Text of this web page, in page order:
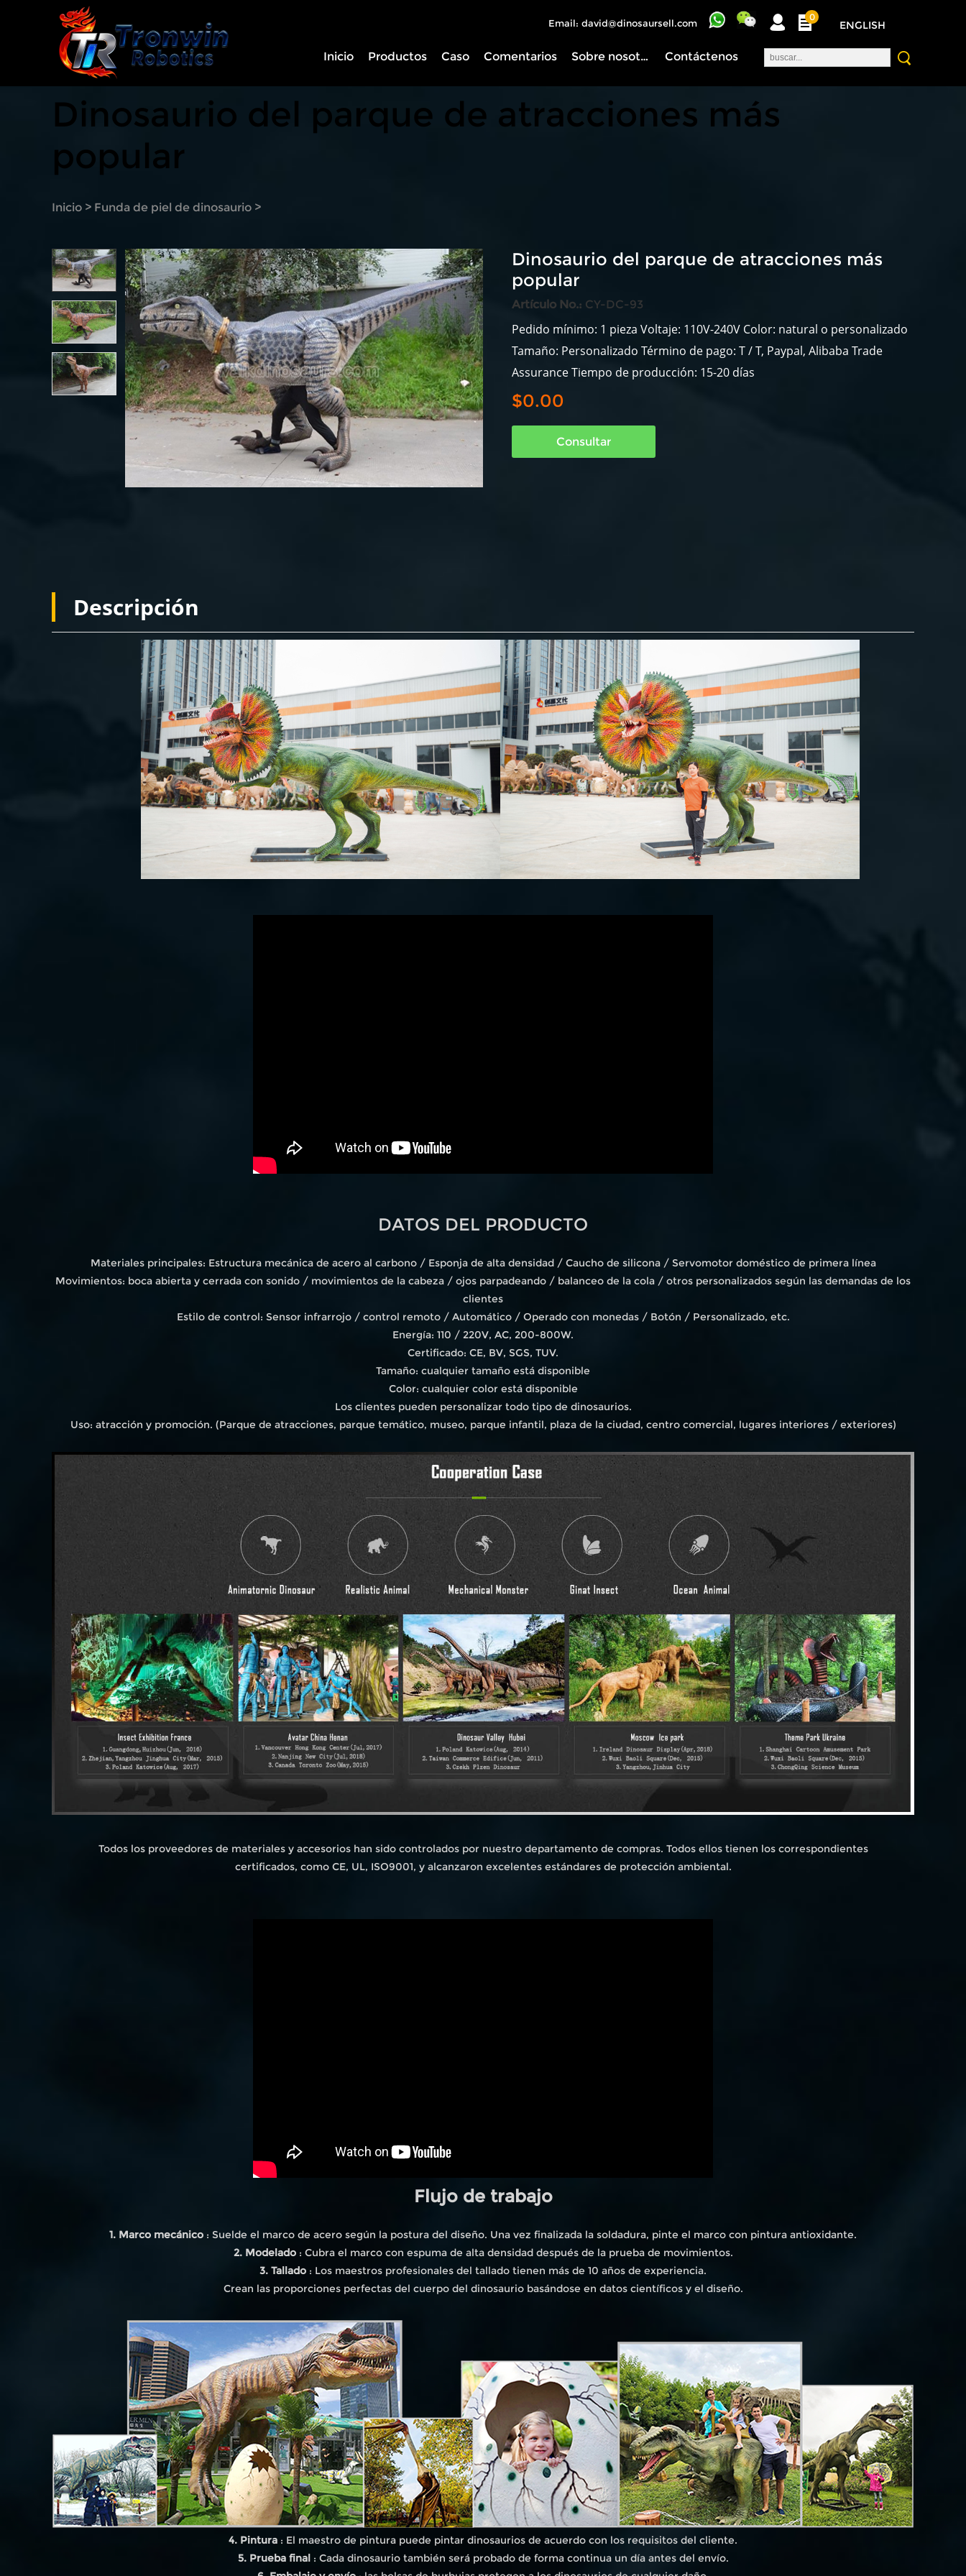
Email: david@dinosaursell.com
0
ENGLISH
Inicio Productos Caso Comentarios Sobre nosotros Contáctenos
Dinosaurio del parque de atracciones más
popular
Inicio > Funda de piel de dinosaurio >
Dinosaurio del parque de atracciones más
popular
Artículo No.: CY-DC-93
Pedido mínimo: 1 pieza Voltaje: 110V-240V Color: natural o personalizado
Tamaño: Personalizado Término de pago: T / T, Paypal, Alibaba Trade
Assurance Tiempo de producción: 15-20 días
$0.00
Consultar
Descripción
DATOS DEL PRODUCTO
Materiales principales: Estructura mecánica de acero al carbono / Esponja de alta densidad / Caucho de silicona / Servomotor doméstico de primera línea
Movimientos: boca abierta y cerrada con sonido / movimientos de la cabeza / ojos parpadeando / balanceo de la cola / otros personalizados según las demandas de los
clientes
Estilo de control: Sensor infrarrojo / control remoto / Automático / Operado con monedas / Botón / Personalizado, etc.
Energía: 110 / 220V, AC, 200-800W.
Certificado: CE, BV, SGS, TUV.
Tamaño: cualquier tamaño está disponible
Color: cualquier color está disponible
Los clientes pueden personalizar todo tipo de dinosaurios.
Uso: atracción y promoción. (Parque de atracciones, parque temático, museo, parque infantil, plaza de la ciudad, centro comercial, lugares interiores / exteriores)
Todos los proveedores de materiales y accesorios han sido controlados por nuestro departamento de compras. Todos ellos tienen los correspondientes
certificados, como CE, UL, ISO9001, y alcanzaron excelentes estándares de protección ambiental.
Flujo de trabajo
1. Marco mecánico : Suelde el marco de acero según la postura del diseño. Una vez finalizada la soldadura, pinte el marco con pintura antioxidante.
2. Modelado: Cubra el marco con espuma de alta densidad después de la prueba de movimientos.
3. Tallado : Los maestros profesionales del tallado tienen más de 10 años de experiencia.
Crean las proporciones perfectas del cuerpo del dinosaurio basándose en datos científicos y el diseño.
4. Pintura : El maestro de pintura puede pintar dinosaurios de acuerdo con los requisitos del cliente.
5. Prueba final: Cada dinosaurio también será probado de forma continua un día antes del envío.